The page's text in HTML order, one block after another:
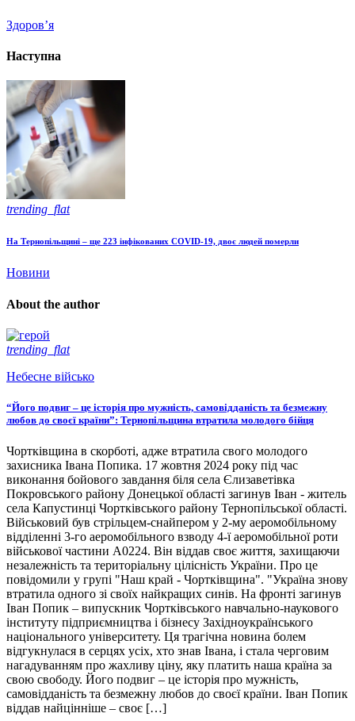
Здоров’я
Наступна
trending_flat
На Тернопільщині – ще 223 інфікованих COVID-19, двоє людей померли
Новини
About the author
trending_flat
Небесне військо
“Його подвиг – це історія про мужність, самовідданість та безмежну
любов до своєї країни”: Тернопільщина втратила молодого бійця
Чортківщина в скорботі, адже втратила свого молодого
захисника Івана Попика. 17 жовтня 2024 року під час
виконання бойового завдання біля села Єлизаветівка
Покровського району Донецької області загинув Іван - житель
села Капустинці Чортківського району Тернопільської області.
Військовий був стрільцем-снайпером у 2-му аеромобільному
відділенні 3-го аеромобільного взводу 4-ї аеромобільної роти
військової частини А0224. Він віддав своє життя, захищаючи
незалежність та територіальну цілісність України. Про це
повідомили у групі "Наш край - Чортківщина". "Україна знову
втратила одного зі своїх найкращих синів. На фронті загинув
Іван Попик – випускник Чортківського навчально-наукового
інституту підприємництва і бізнесу Західноукраїнського
національного університету. Ця трагічна новина болем
відгукнулася в серцях усіх, хто знав Івана, і стала черговим
нагадуванням про жахливу ціну, яку платить наша країна за
свою свободу. Його подвиг – це історія про мужність,
самовідданість та безмежну любов до своєї країни. Іван Попик
віддав найцінніше – своє […]